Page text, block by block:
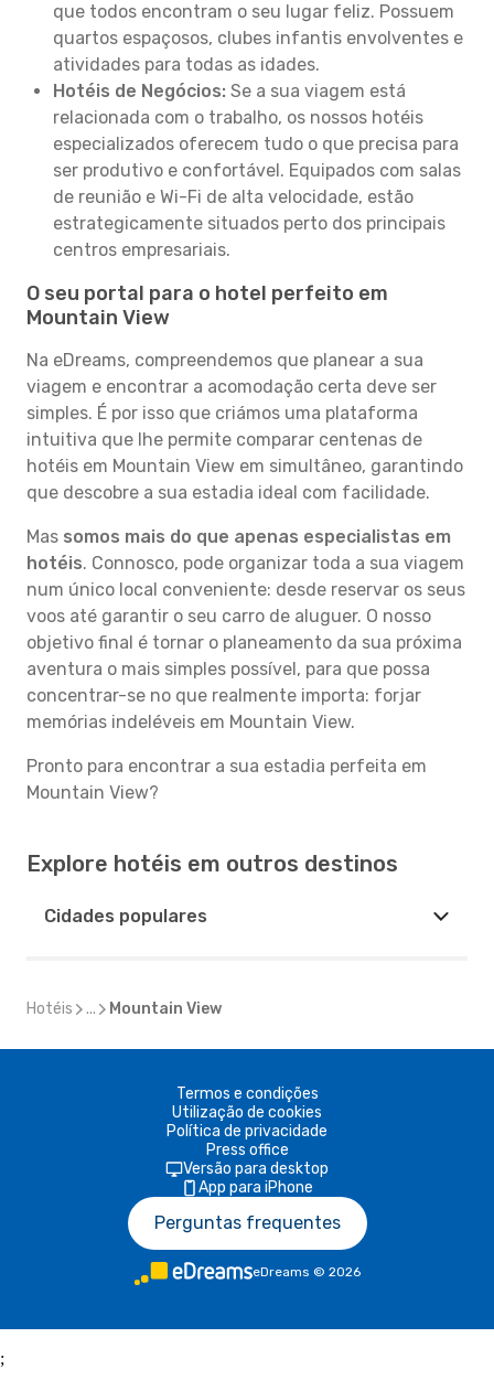
que todos encontram o seu lugar feliz. Possuem
quartos espaçosos, clubes infantis envolventes e
atividades para todas as idades.
Hotéis de Negócios: Se a sua viagem está
relacionada com o trabalho, os nossos hotéis
especializados oferecem tudo o que precisa para
ser produtivo e confortável. Equipados com salas
de reunião e Wi-Fi de alta velocidade, estão
estrategicamente situados perto dos principais
centros empresariais.
O seu portal para o hotel perfeito em
Mountain View
Na eDreams, compreendemos que planear a sua
viagem e encontrar a acomodação certa deve ser
simples. É por isso que criámos uma plataforma
intuitiva que lhe permite comparar centenas de
hotéis em Mountain View em simultâneo, garantindo
que descobre a sua estadia ideal com facilidade.
Mas somos mais do que apenas especialistas em
hotéis. Connosco, pode organizar toda a sua viagem
num único local conveniente: desde reservar os seus
voos até garantir o seu carro de aluguer. O nosso
objetivo final é tornar o planeamento da sua próxima
aventura o mais simples possível, para que possa
concentrar-se no que realmente importa: forjar
memórias indeléveis em Mountain View.
Pronto para encontrar a sua estadia perfeita em
Mountain View?
Explore hotéis em outros destinos
Cidades populares
Hotéis ... Mountain View
Termos e condições
Utilização de cookies
Política de privacidade
Press office
Versão para desktop
App para iPhone
Perguntas frequentes
eDreams © 2026
;